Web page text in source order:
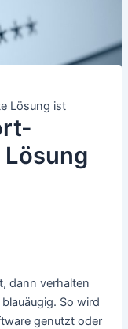
Lösung ist
dann verhalten
So wird
genutzt oder